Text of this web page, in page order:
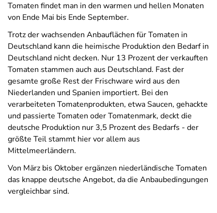
Tomaten findet man in den warmen und hellen Monaten
von Ende Mai bis Ende September.
Trotz der wachsenden Anbauflächen für Tomaten in
Deutschland kann die heimische Produktion den Bedarf in
Deutschland nicht decken. Nur 13 Prozent der verkauften
Tomaten stammen auch aus Deutschland. Fast der
gesamte große Rest der Frischware wird aus den
Niederlanden und Spanien importiert. Bei den
verarbeiteten Tomatenprodukten, etwa Saucen, gehackte
und passierte Tomaten oder Tomatenmark, deckt die
deutsche Produktion nur 3,5 Prozent des Bedarfs - der
größte Teil stammt hier vor allem aus
Mittelmeerländern.
Von März bis Oktober ergänzen niederländische Tomaten
das knappe deutsche Angebot, da die Anbaubedingungen
vergleichbar sind.